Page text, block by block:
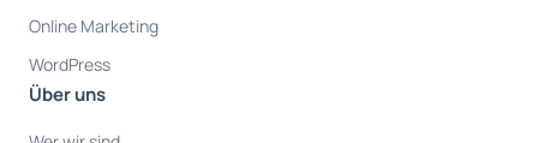
Online Marketing
WordPress
Über uns